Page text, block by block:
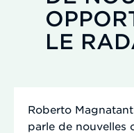
LE
Roberto
parle de nouvelles